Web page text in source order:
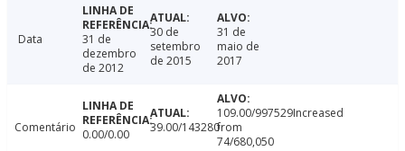
Data
31 de
dezembro
de 2012
30 de
setembro
de 2015
31 de
maio de
2017
Comentário 0.00/0.00 39.00/143280
109.00/997529Increased
from
74/680,050